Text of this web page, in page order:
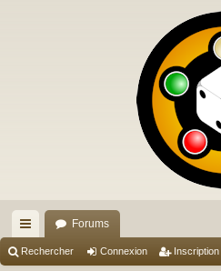
ac
Forums
Rechercher Connexion Inscription